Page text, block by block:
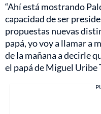
“Ahí está mostrando
capacidad de ser
propuestas nuevas
papá, yo voy a llamar a
de la mañana a decirle
el papá de Miguel Uribe